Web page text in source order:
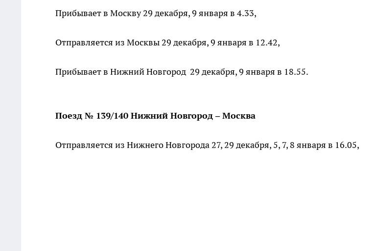
Прибывает в Москву 29 декабря, 9 января в 4.33,
Отправляется из Москвы 29 декабря, 9 января в 12.42,
Прибывает в Нижний Новгород 29 декабря, 9 января в 18.55.
Поезд № 139/140 Нижний Новгород – Москва
Отправляется из Нижнего Новгорода 27, 29 декабря, 5, 7, 8 января в 16.05,